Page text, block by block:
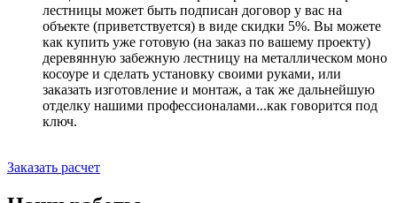
лестницы может быть подписан договор у вас на
объекте (приветствуется) в виде скидки 5%. Вы можете
как купить уже готовую (на заказ по вашему проекту)
деревянную забежную лестницу на металлическом моно
косоуре и сделать установку своими руками, или
заказать изготовление и монтаж, а так же дальнейшую
отделку нашими профессионалами...как говорится под
ключ.
Заказать расчет